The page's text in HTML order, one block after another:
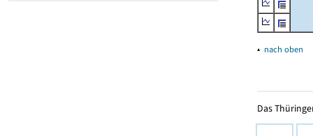
▴ nach oben
Das